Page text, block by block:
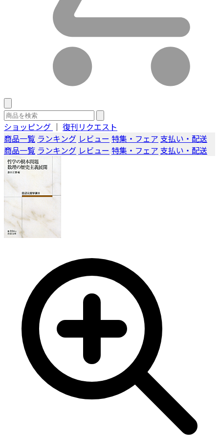
ショッピング ｜ 復刊リクエスト
商品一覧 ランキング レビュー 特集・フェア 支払い・配送
商品一覧 ランキング レビュー 特集・フェア 支払い・配送